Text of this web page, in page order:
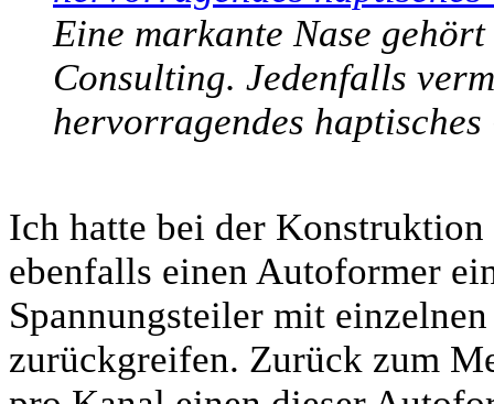
Eine markante Nase
Consulting. Jedenfalls
hervorragendes
Ich hatte bei der
ebenfalls einen Autoformer
Spannungsteiler mit
zurückgreifen. Zurück zum